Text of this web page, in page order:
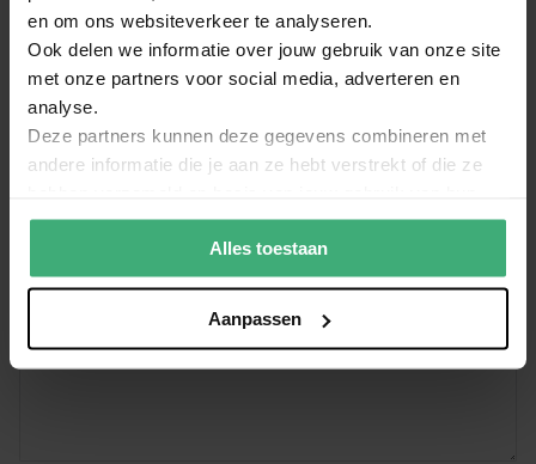
en om ons websiteverkeer te analyseren.
Ook delen we informatie over jouw gebruik van onze site
met onze partners voor social media, adverteren en
analyse.
Deze partners kunnen deze gegevens combineren met
andere informatie die je aan ze hebt verstrekt of die ze
services.
Alles toestaan
Aanpassen
verticaal
Algemene score
star
stars
stars
stars
stars
Je naam